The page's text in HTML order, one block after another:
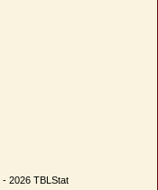
2026 TBLStat